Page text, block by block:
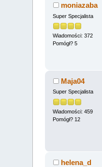
moniazaba
Super Specjalista
Wiadomości: 372
Pomógł? 5
Maja04
Super Specjalista
Wiadomości: 459
Pomógł? 12
helena_d